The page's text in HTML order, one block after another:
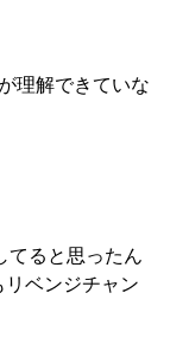
理解できていな
てると思ったん
ベンジチャン